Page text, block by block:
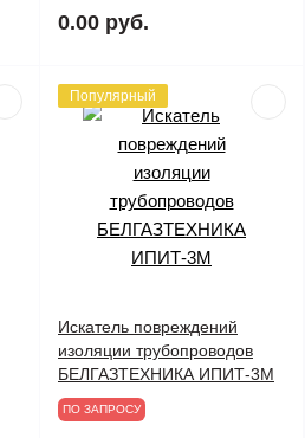
0.00 руб.
Популярный
Искатель повреждений
изоляции трубопроводов
БЕЛГАЗТЕХНИКА ИПИТ-3М
ПО ЗАПРОСУ